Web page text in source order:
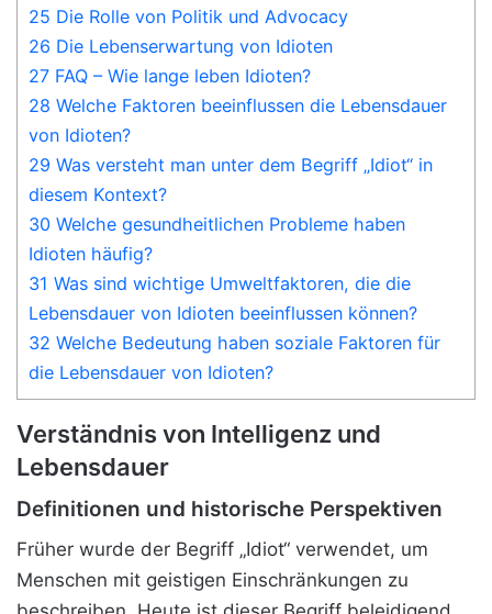
25 Die Rolle von Politik und Advocacy
26 Die Lebenserwartung von Idioten
27 FAQ – Wie lange leben Idioten?
28 Welche Faktoren beeinflussen die Lebensdauer
von Idioten?
29 Was versteht man unter dem Begriff „Idiot“ in
diesem Kontext?
30 Welche gesundheitlichen Probleme haben
Idioten häufig?
31 Was sind wichtige Umweltfaktoren, die die
Lebensdauer von Idioten beeinflussen können?
32 Welche Bedeutung haben soziale Faktoren für
die Lebensdauer von Idioten?
Verständnis von Intelligenz und
Lebensdauer
Definitionen und historische Perspektiven
Früher wurde der Begriff „Idiot“ verwendet, um
Menschen mit geistigen Einschränkungen zu